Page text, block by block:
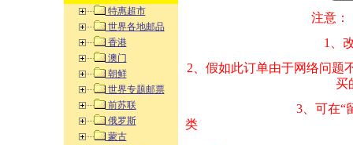
特惠超市
世界各地邮品
香港
澳门
朝鲜
世界专题邮票
前苏联
俄罗斯
蒙古
注意：
1、改变商品数量
2、假如此订单由
买的邮品的“
3、可在“
类 方式告之